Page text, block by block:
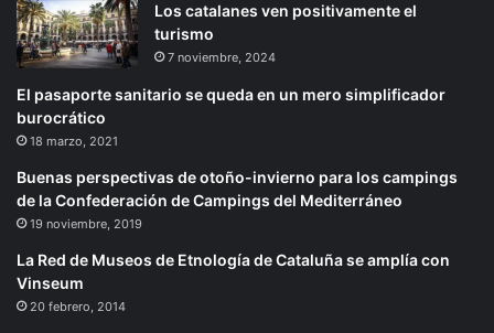
Los catalanes ven positivamente el
turismo
7 noviembre, 2024
El pasaporte sanitario se queda en un mero simplificador
burocrático
18 marzo, 2021
Buenas perspectivas de otoño-invierno para los campings
de la Confederación de Campings del Mediterráneo
19 noviembre, 2019
La Red de Museos de Etnología de Cataluña se amplía con
Vinseum
20 febrero, 2014